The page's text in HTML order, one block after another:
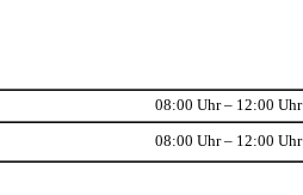
08:00 Uhr – 12:00 Uhr
08:00 Uhr – 12:00 Uhr